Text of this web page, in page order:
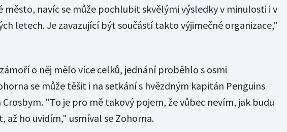
město, navíc se může pochlubit skvělými výsledky v minulosti i v
letech. Je zavazující být součástí takto výjimečné organizace,"
o něj mělo více celků, jednání proběhlo s osmi
se může těšit i na setkání s hvězdným kapitán Penguins
Crosbym. "To je pro mě takový pojem, že vůbec nevím, jak budu
až ho uvidím," usmíval se Zohorna.